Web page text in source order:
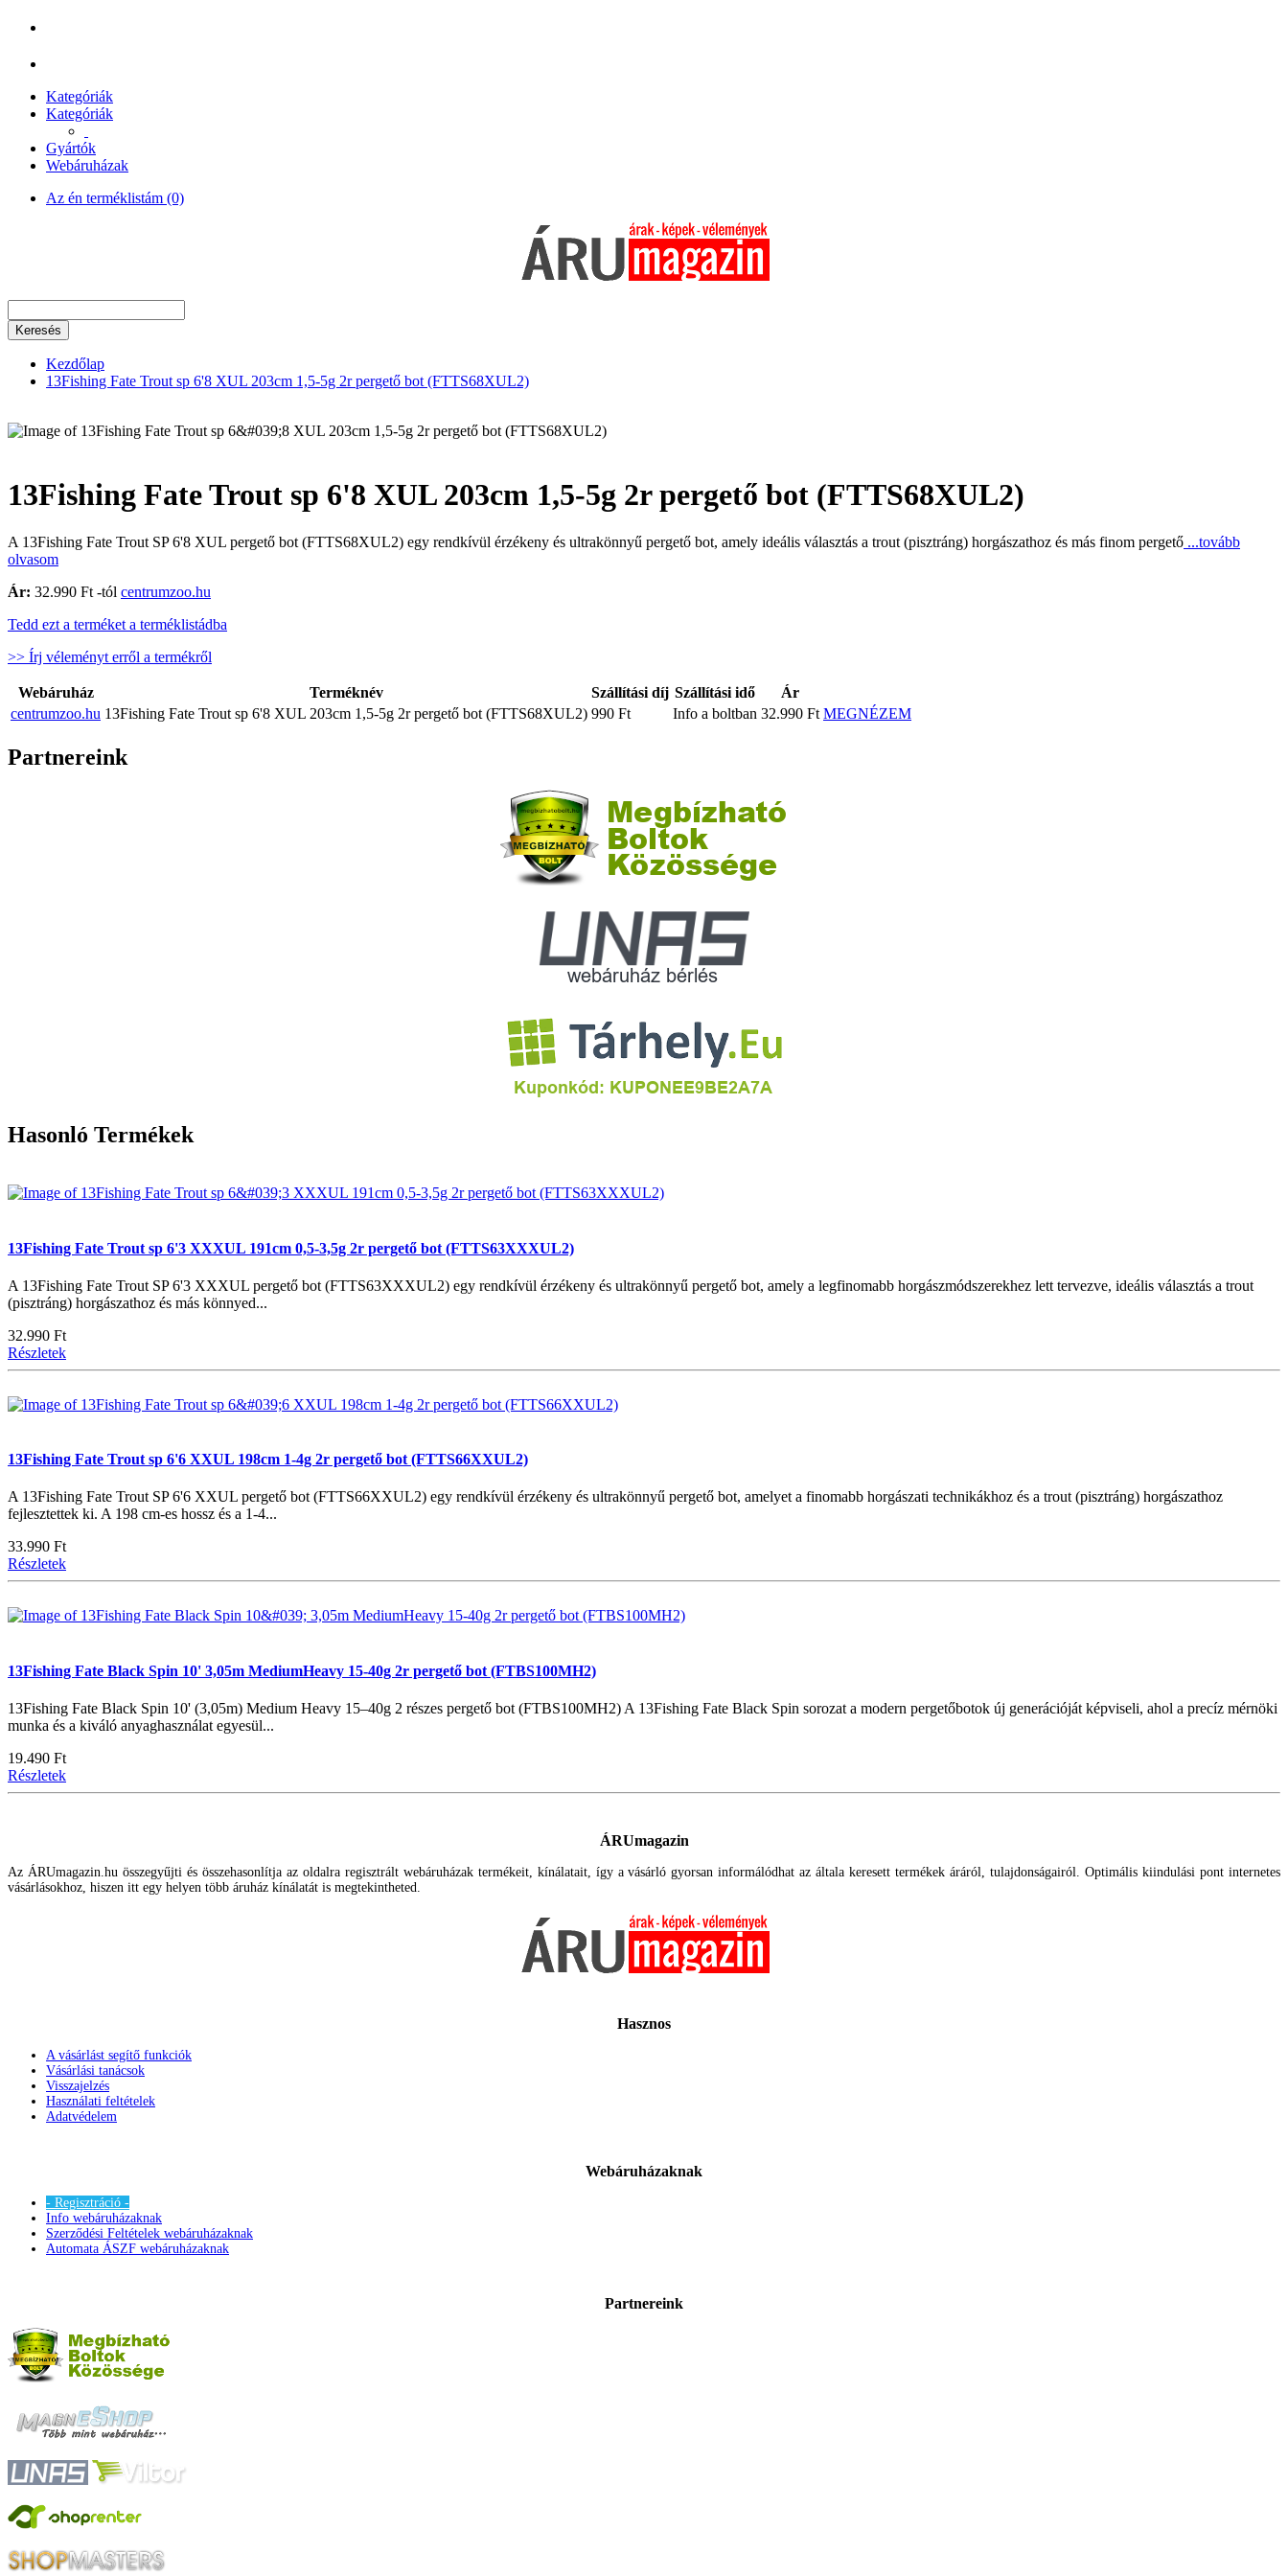
Kategóriák
Kategóriák
Gyártók
Webáruházak
Az én terméklistám (0)
Keresés
Kezdőlap
13Fishing Fate Trout sp 6'8 XUL 203cm 1,5-5g 2r pergető bot (FTTS68XUL2)
13Fishing Fate Trout sp 6'8 XUL 203cm 1,5-5g 2r pergető bot (FTTS68XUL2)
A 13Fishing Fate Trout SP 6'8 XUL pergető bot (FTTS68XUL2) egy rendkívül érzékeny és ultrakönnyű pergető bot, amely ideális választás a trout (pisztráng) horgászathoz és más finom pergető ...tovább
olvasom
Ár: 32.990 Ft -tól centrumzoo.hu
Tedd ezt a terméket a terméklistádba
>> Írj véleményt erről a termékről
Webáruház Terméknév Szállítási díj Szállítási idő
Ár
centrumzoo.hu 13Fishing Fate Trout sp 6'8 XUL 203cm 1,5-5g 2r pergető bot (FTTS68XUL2) 990 Ft Info a boltban 32.990 Ft MEGNÉZEM
Partnereink
Hasonló Termékek
13Fishing Fate Trout sp 6'3 XXXUL 191cm 0,5-3,5g 2r pergető bot (FTTS63XXXUL2)
A 13Fishing Fate Trout SP 6'3 XXXUL pergető bot (FTTS63XXXUL2) egy rendkívül érzékeny és ultrakönnyű pergető bot, amely a legfinomabb horgászmódszerekhez lett tervezve, ideális választás a trout
(pisztráng) horgászathoz és más könnyed...
32.990 Ft
Részletek
13Fishing Fate Trout sp 6'6 XXUL 198cm 1-4g 2r pergető bot (FTTS66XXUL2)
A 13Fishing Fate Trout SP 6'6 XXUL pergető bot (FTTS66XXUL2) egy rendkívül érzékeny és ultrakönnyű pergető bot, amelyet a finomabb horgászati technikákhoz és a trout (pisztráng) horgászathoz
fejlesztettek ki. A 198 cm-es hossz és a 1-4...
33.990 Ft
Részletek
13Fishing Fate Black Spin 10' 3,05m MediumHeavy 15-40g 2r pergető bot (FTBS100MH2)
13Fishing Fate Black Spin 10' (3,05m) Medium Heavy 15–40g 2 részes pergető bot (FTBS100MH2) A 13Fishing Fate Black Spin sorozat a modern pergetőbotok új generációját képviseli, ahol a precíz mérnöki
munka és a kiváló anyaghasználat egyesül...
19.490 Ft
Részletek
ÁRUmagazin
Az ÁRUmagazin.hu összegyűjti és összehasonlítja az oldalra regisztrált webáruházak termékeit, kínálatait, így a vásárló gyorsan informálódhat az általa keresett termékek áráról, tulajdonságairól. Optimális kiindulási pont internetes
vásárlásokhoz, hiszen itt egy helyen több áruház kínálatát is megtekintheted.
Hasznos
A vásárlást segítő funkciók
Vásárlási tanácsok
Visszajelzés
Használati feltételek
Adatvédelem
Webáruházaknak
- Regisztráció -
Info webáruházaknak
Szerződési Feltételek webáruházaknak
Automata ÁSZF webáruházaknak
Partnereink